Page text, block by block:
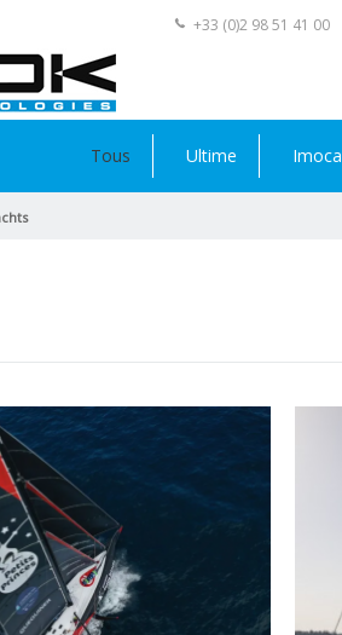
+33 (0)2 98 51 41 00
Tous Ultime Imoca